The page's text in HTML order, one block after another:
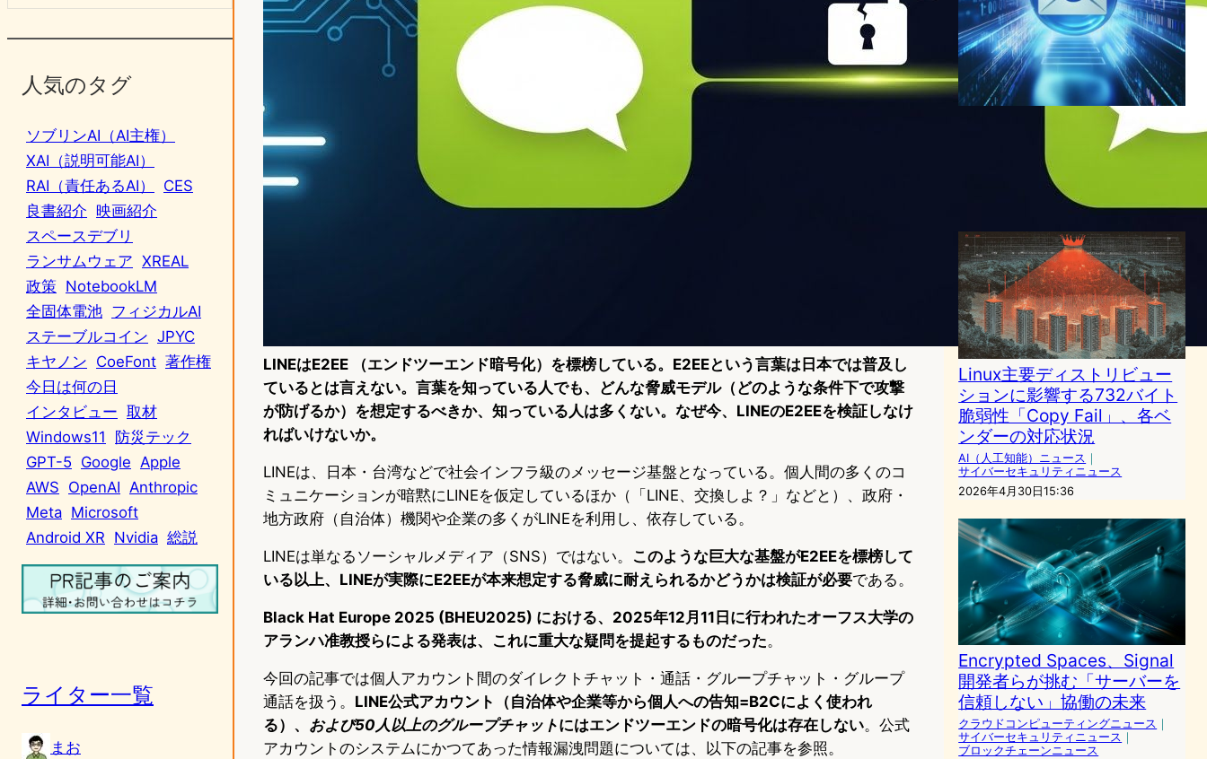
人気のタグ
ソブリンAI（AI主権）
XAI（説明可能AI）
RAI（責任あるAI）
CES
良書紹介 映画紹介
スペースデブリ
ランサムウェア XREAL
政策 NotebookLM
全固体電池 フィジカルAI
ステーブルコイン JPYC
キヤノン CoeFont 著作権
今日は何の日
インタビュー 取材
Windows11
防災テック
GPT-5 Google Apple
AWS OpenAI Anthropic
Meta Microsoft
Android XR Nvidia 総説
ライター一覧
まお
LINEはE2EE （エンドツーエンド暗号化）を標榜している。E2EEという言葉は日本では普及し
ているとは言えない。言葉を知っている人でも、どんな脅威モデル（どのような条件下で攻撃
が防げるか）を想定するべきか、知っている人は多くない。なぜ今、LINEのE2EEを検証しなけ
ればいけないか。
LINEは、日本・台湾などで社会インフラ級のメッセージ基盤となっている。個人間の多くのコ
ミュニケーションが暗黙にLINEを仮定しているほか（「LINE、交換しよ？」などと）、政府・
地方政府（自治体）機関や企業の多くがLINEを利用し、依存している。
LINEは単なるソーシャルメディア（SNS）ではない。
このような巨大な基盤がE2EEを標榜して
いる以上、LINEが実際にE2EEが本来想定する脅威に耐えられるかどうかは検証が必要である。
Black Hat Europe 2025 (BHEU2025) における、2025年12月11日に行われたオーフス大学の
アランハ准教授らによる発表は、これに重大な疑問を提起するものだった。
今回の記事では個人アカウント間のダイレクトチャット・通話・グループチャット・グループ
通話を扱う。 LINE公式アカウント（自治体や企業等から個人への告知=B2Cによく使われ
る）、 および50人以上のグループチャットにはエンドツーエンドの暗号化は存在しない。公式
アカウントのシステムにかつてあった情報漏洩問題については、以下の記事を参照。
Google、GmailにE2EE実装
開始—企業ユーザーのメール
セキュリティが進化
サイバーセキュリティニュース
2025年4月4日16:24
Linux主要ディストリビュー
ションに影響する732バイト
脆弱性「Copy Fail」、各ベ
ンダーの対応状況
AI（人工知能）ニュース ｜
サイバーセキュリティニュース
2026年4月30日15:36
Encrypted Spaces、Signal
開発者らが挑む「サーバーを
信頼しない」協働の未来
クラウドコンピューティングニュース ｜
サイバーセキュリティニュース ｜
ブロックチェーンニュース